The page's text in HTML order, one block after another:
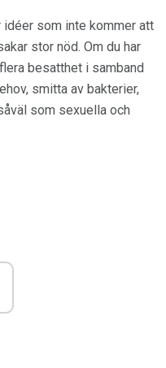
som inte kommer att
stor nöd. Om du har
besatthet i samband
smitta av bakterier,
som sexuella och